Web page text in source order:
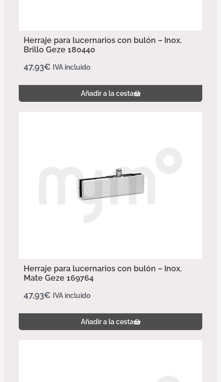
Herraje para lucernarios con bulón – Inox.
Brillo Geze 180440
47,93€ IVA incluido
Añadir a la cesta
Herraje para lucernarios con bulón – Inox.
Mate Geze 169764
47,93€ IVA incluido
Añadir a la cesta